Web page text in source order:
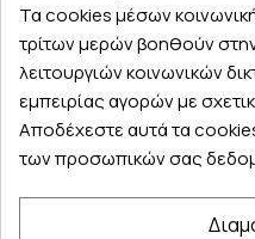
Εξυπηρέτηση
Λογαριασμός
Τα αγαπημένα μου
Τρόποι παραγγελίας
Τα cookies μέσων
τρίτων μερών βοηθούν
λειτουργιών κοινωνικών
εμπειρίας αγορών με
Αποδέχεστε αυτά τα
των προσωπικών σας